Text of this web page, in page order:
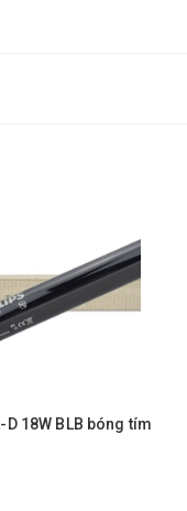
D 18W BLB bóng tím